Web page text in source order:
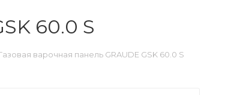
60.0 S
варочная панель GRAUDE GSK 60.0 S